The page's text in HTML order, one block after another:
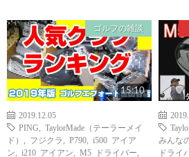
ゴルフの雑談
15:10
2019.12.05
PING
TaylorMade（テーラーメイ
ド）
フジクラ P790
i500 アイア
ン
i210 アイアン M5 ドライバー
みんな
ドライ